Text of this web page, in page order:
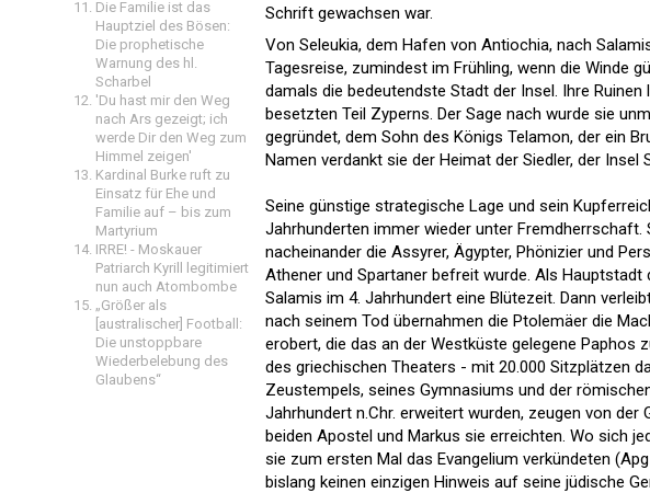
Die Familie ist das
Hauptziel des Bösen:
Die prophetische
Warnung des hl.
Scharbel
'Du hast mir den Weg
nach Ars gezeigt; ich
werde Dir den Weg zum
Himmel zeigen'
Kardinal Burke ruft zu
Einsatz für Ehe und
Familie auf – bis zum
Martyrium
IRRE! - Moskauer
Patriarch Kyrill legitimiert
nun auch Atombombe
„Größer als
[australischer] Football:
Die unstoppbare
Wiederbelebung des
Glaubens“
Schrift gewachsen war.
Von Seleukia, dem Hafen von Antiochia, nach
Tagesreise, zumindest im Frühling, wenn die Winde
damals die bedeutendste Stadt der Insel. Ihre
besetzten Teil Zyperns. Der Sage nach wurde sie
gegründet, dem Sohn des Königs Telamon, der ein
Namen verdankt sie der Heimat der Siedler, der Insel
Seine günstige strategische Lage und sein
Jahrhunderten immer wieder unter Fremdherrschaft.
nacheinander die Assyrer, Ägypter, Phönizier und
Athener und Spartaner befreit wurde. Als
Salamis im 4. Jahrhundert eine Blütezeit. Dann
nach seinem Tod übernahmen die Ptolemäer die
erobert, die das an der Westküste gelegene Paphos
des griechischen Theaters - mit 20.000 Sitzplätzen
Zeustempels, seines Gymnasiums und der
Jahrhundert n.Chr. erweitert wurden, zeugen von der
beiden Apostel und Markus sie erreichten. Wo sich
sie zum ersten Mal das Evangelium verkündeten
bislang keinen einzigen Hinweis auf seine jüdische